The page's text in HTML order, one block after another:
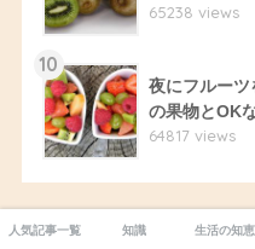
65238 views
10
夜にフルー
の果物とOK
64817 views
人気記事一覧 知識 生活の知恵